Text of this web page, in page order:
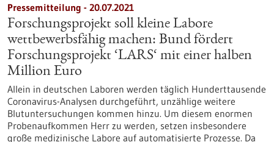
Pressemitteilung - 20.07.2021
Forschungsprojekt soll kleine Labore
wettbewerbsfähig machen: Bund fördert
Forschungsprojekt ‘LARS‘ mit einer halben
Million Euro
Allein in deutschen Laboren werden täglich Hunderttausende
Coronavirus-Analysen durchgeführt, unzählige weitere
Blutuntersuchungen kommen hinzu. Um diesem enormen
Probenaufkommen Herr zu werden, setzen insbesondere
große medizinische Labore auf automatisierte Prozesse. Da